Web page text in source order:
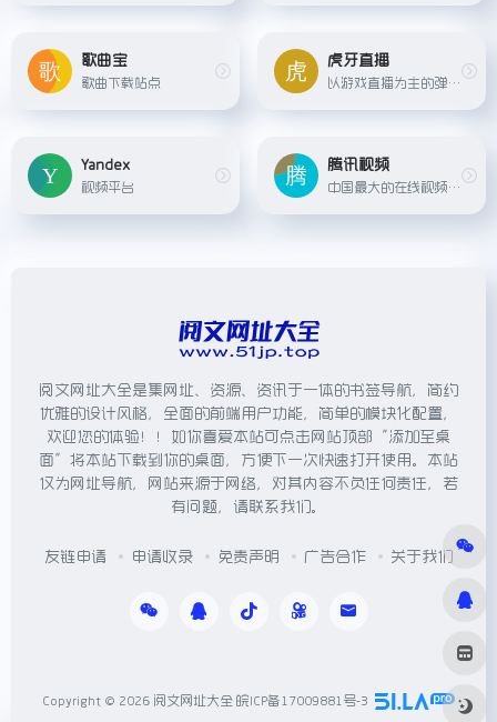
歌曲宝
歌曲下载站点
虎牙直播
以游戏直播为主的弹幕式互动直播平台，累计注册用户2亿，提供热门游戏直播、电竞赛事直播与游戏赛事直播，手游直播等。
Yandex
视频平台
腾讯视频
中国最大的在线视频平台之一，提供丰富的电影、电视剧、综艺等视频内容。
阅文网址大全是集网址、资源、资讯于一体的书签导航，简约
优雅的设计风格，全面的前端用户功能，简单的模块化配置，
欢迎您的体验！！如你喜爱本站可点击网站顶部“添加至桌
面”将本站下载到你的桌面，方便下一次快速打开使用。本站
仅为网址导航，网站来源于网络，对其内容不负任何责任，若
有问题，请联系我们。
友链申请 申请收录 免责声明 广告合作 关于我们
Copyright © 2026 阅文网址大全 皖ICP备17009881号-3